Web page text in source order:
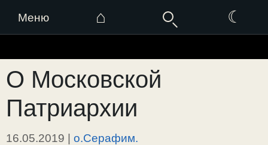
Меню ⌂ ☾
к
содержимому
О Московской
Патриархии
16.05.2019 | о.Серафим.